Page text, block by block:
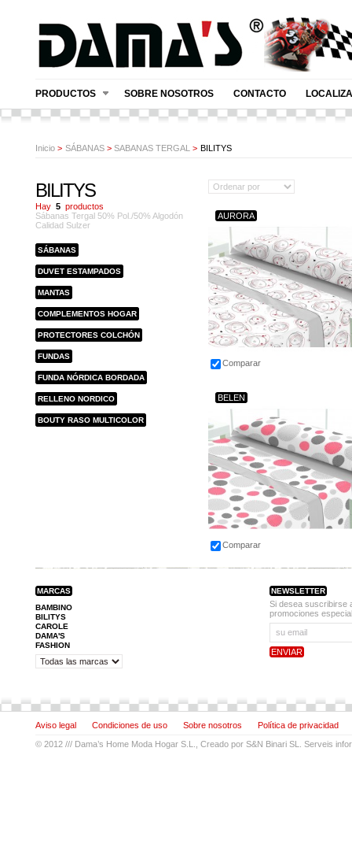
PRODUCTOS SOBRE NOSOTROS CONTACTO
Inicio > SÁBANAS > SABANAS TERGAL > BILITYS
BILITYS
Hay 5 productos
Sábanas Tergal 50% Pol./50% Algodón
Calidad Sulzer
SÁBANAS
DUVET ESTAMPADOS
MANTAS
COMPLEMENTOS HOGAR
PROTECTORES COLCHÓN
FUNDAS
FUNDA NÓRDICA BORDADA
RELLENO NORDICO
BOUTY RASO MULTICOLOR
AURORA
Comparar
BELEN
Comparar
MARCAS
BAMBINO
BILITYS
CAROLE
DAMA'S
FASHION
NEWSLETTER
Si desea suscribirse
promociones
Aviso legal Condiciones de uso Sobre nosotros
Política de privacidad
© 2012 /// Dama’s Home Moda Hogar S.L., Creado por S&N Binari SL. Serveis